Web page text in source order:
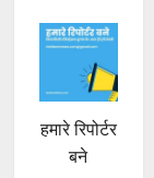
हमारे रिपोर्टर
बने